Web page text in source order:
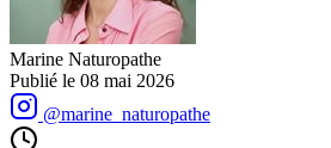
Marine Naturopathe
Publié le 08 mai 2026
@marine_naturopathe